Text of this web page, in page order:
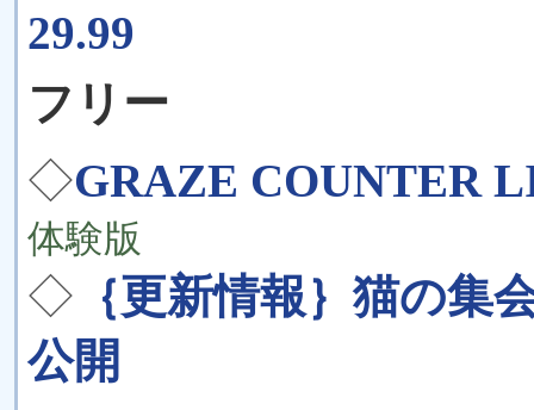
29.99
フリー
◇GRAZE COUNTER
体験版
◇ ｛更新情報｝猫の集
公開